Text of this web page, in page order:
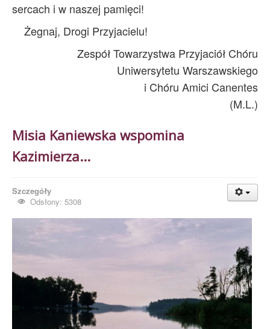
sercach i w naszej pamięci!
Żegnaj, Drogi Przyjacielu!
Zespół Towarzystwa Przyjaciół Chóru
Uniwersytetu Warszawskiego
i Chóru Amici Canentes
(M.L.)
Misia Kaniewska wspomina
Kazimierza...
Szczegóły
Odsłony: 5308